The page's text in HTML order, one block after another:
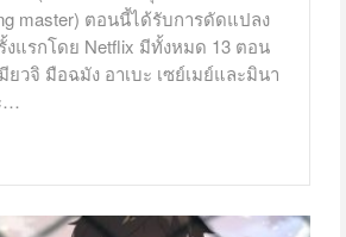
master) ตอนนี้ได้รับการดัดแปลง
งแรกโดย Netflix มีทั้งหมด 13 ตอน
มียวจิ มือฉมัง อาเบะ เซย์เมย์และมินา
…